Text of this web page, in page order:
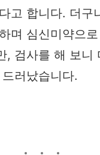
고 합니다. 더구
며 심신미약으
, 검사를 해 보니
러났습니다.